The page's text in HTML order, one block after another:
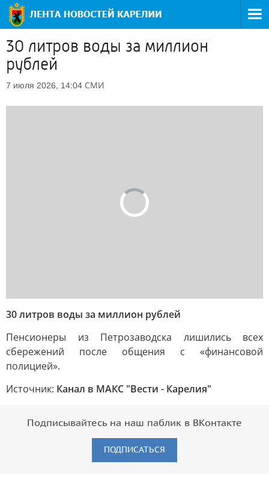
30 литров воды за миллион
рублей
7 июля 2026, 14:04 СМИ
30 литров воды за миллион рублей
Пенсионеры из Петрозаводска лишились всех
сбережений после общения с «финансовой
полицией».
Источник: Канал в МАКС "Вести - Карелия"
Подписывайтесь на наш паблик в ВКонтакте
ПОДПИСАТЬСЯ